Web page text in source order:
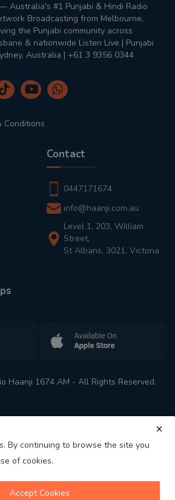
Australia's #1 Punjabi & Hindi Radio
Broadcasting from Melbourne,
the Punjabi community across
& nationwide Listen Live | Punjabi
Australia | +61 3 9356 0344
Conditions
Contact
0447171674
info@haanji.com.au
Level 1, 203, William
Street,
St Albans, 3021, Victoria
Haanji 1674 AM - All Rights Reserved.
By continuing to browse the site you
of cookies.
Accept Cookies
1 Indian Radio Station